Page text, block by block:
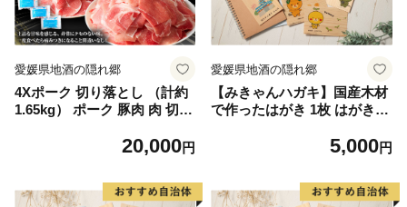
愛媛県地酒の隠れ郷
4Xポーク 切り落とし （計約
1.65kg） ポーク 豚肉 肉 切り
20,000円
愛媛県地酒の隠れ郷
【みきゃんハガキ】国産木材
で作ったはがき 1枚 はがき
5,000円